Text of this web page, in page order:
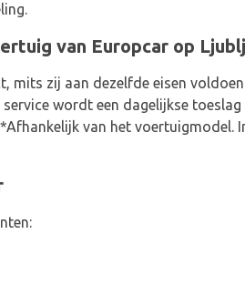
van Europcar op
mits zij aan dezelfde eisen
wordt een dagelijkse
van het voertuigmodel.